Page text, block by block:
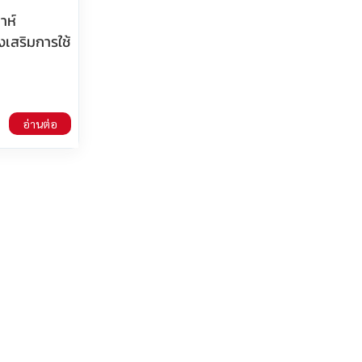
ห์
สริมการใช้
อ่านต่อ